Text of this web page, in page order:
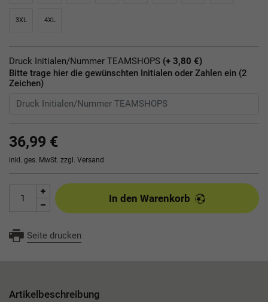
3XL 4XL
Druck Initialen/Nummer TEAMSHOPS (+ 3,80 €)
Bitte trage hier die gewünschten Initialen oder Zahlen ein (2
Zeichen)
36,99 €
inkl. ges. MwSt. zzgl. Versand
In den Warenkorb
Seite drucken
Artikelbeschreibung